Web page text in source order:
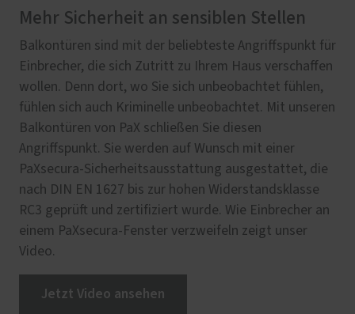
Mehr Sicherheit an sensiblen Stellen
Balkontüren sind mit der beliebteste Angriffspunkt für
Einbrecher, die sich Zutritt zu Ihrem Haus verschaffen
wollen. Denn dort, wo Sie sich unbeobachtet fühlen,
fühlen sich auch Kriminelle unbeobachtet. Mit unseren
Balkontüren von PaX schließen Sie diesen
Angriffspunkt. Sie werden auf Wunsch mit einer
PaXsecura-Sicherheitsausstattung ausgestattet, die
nach DIN EN 1627 bis zur hohen Widerstandsklasse
RC3 geprüft und zertifiziert wurde. Wie Einbrecher an
einem PaXsecura-Fenster verzweifeln zeigt unser
Video.
Jetzt Video ansehen